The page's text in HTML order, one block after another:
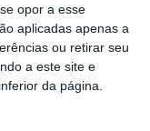
opor a esse
aplicadas apenas a
ou retirar seu
a este site e
da página.
Ponte de
contra a